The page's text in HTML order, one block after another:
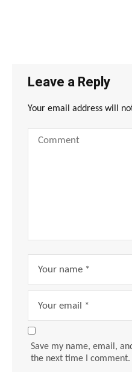
Leave a Reply
Your email address will
Save my name, email,
the next time I comment.